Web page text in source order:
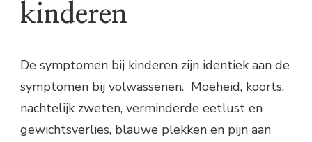
kinderen
De symptomen bij kinderen zijn identiek aan de
symptomen bij volwassenen. Moeheid, koorts,
nachtelijk zweten, verminderde eetlust en
gewichtsverlies, blauwe plekken en pijn aan